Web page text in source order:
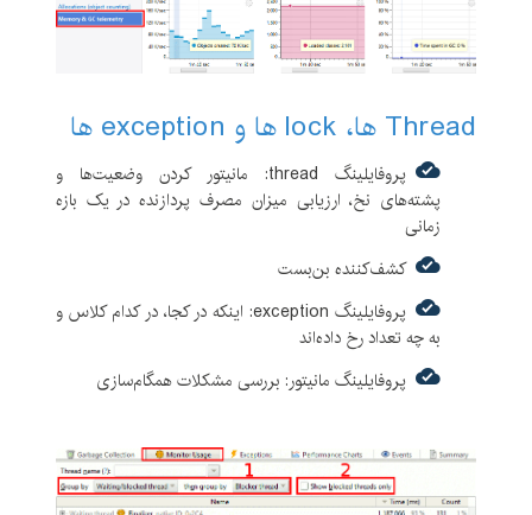
Thread ها، lock ها و exception ها
پروفایلینگ thread: مانیتور کردن وضعیت‌ها و
پشته‌های نخ‌، ارزیابی میزان مصرف پردازنده در یک بازه
زمانی
کشف‌کننده بن‌بست
پروفایلینگ exception: اینکه در کجا، در کدام کلاس و
به چه تعداد رخ داده‌اند
پروفایلینگ مانیتور: بررسی مشکلات همگام‌سازی